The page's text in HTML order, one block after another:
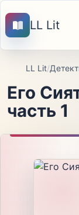
LL Lit
LL Lit/
Его
часть 1